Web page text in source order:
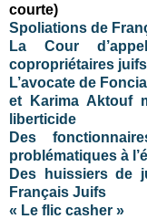
courte)
Spoliations de
La Cour
copropriétaires
L’avocate de
et Karima Aktouf
liberticide
Des
problématiques à
Des huissiers de
Français Juifs
« Le flic casher »